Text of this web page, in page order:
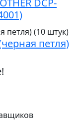
DCP-
петля)